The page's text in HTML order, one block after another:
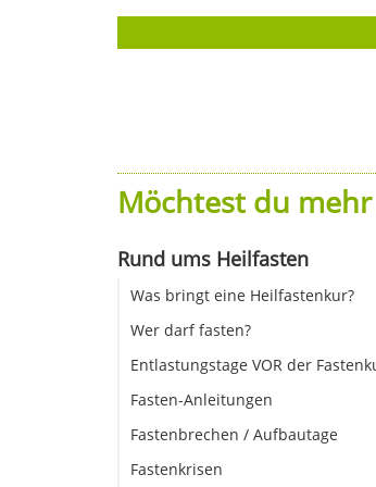
Möchtest du
Rund ums Heilfasten
Was bringt eine Heilfastenkur?
Wer darf fasten?
Entlastungstage VOR der
Fasten-Anleitungen
Fastenbrechen / Aufbautage
Fastenkrisen